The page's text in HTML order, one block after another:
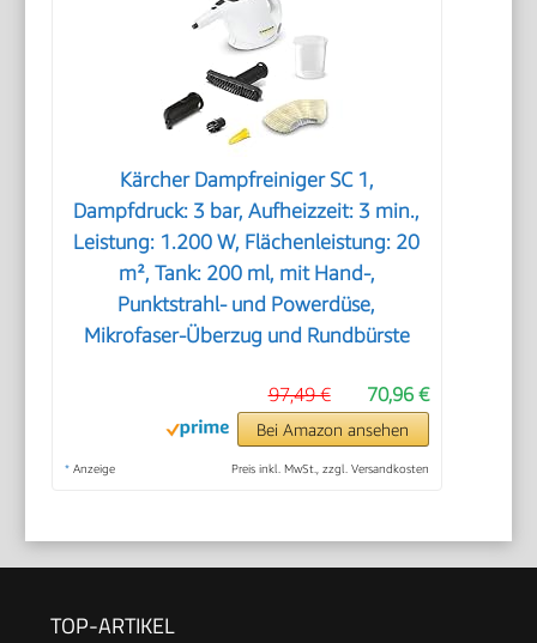
Kärcher Dampfreiniger SC 1,
Dampfdruck: 3 bar, Aufheizzeit: 3 min.,
Leistung: 1.200 W, Flächenleistung: 20
m², Tank: 200 ml, mit Hand-,
Punktstrahl- und Powerdüse,
Mikrofaser-Überzug und Rundbürste
70,96 €
97,49 €
Bei Amazon ansehen
* Anzeige Preis inkl. MwSt., zzgl. Versandkosten
TOP-ARTIKEL